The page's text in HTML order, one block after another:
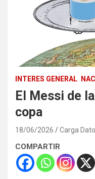
INTERES GENERAL
El Messi de
copa
18/06/2026 Carga
COMPARTIR